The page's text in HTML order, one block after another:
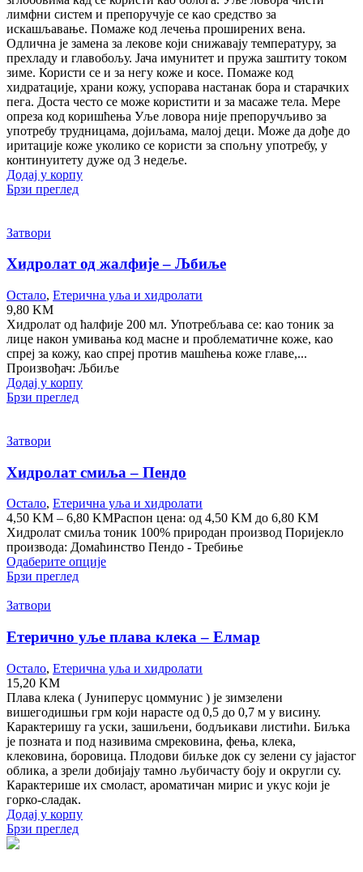
лимфни систем и препоручује се као средство за
искашљавање. Помаже код лечења проширених вена.
Одлична је замена за лекове који снижавају температуру, за
прехладу и главобољу. Јача имунитет и пружа заштиту током
зиме. Користи се и за негу коже и косе. Помаже код
хидратације, храни кожу, успорава настанак бора и старачких
пега. Доста често се може користити и за масаже тела. Мере
опреза код коришћења Уље ловора није препоручљиво за
употребу трудницама, дојиљама, малој деци. Може да дође до
иритације коже уколико се користи за спољну употребу, у
континуитету дуже од 3 недеље.
Додај у корпу
Брзи преглед
Затвори
Хидролат од жалфије – Љбиље
Остало, Етерична уља и хидролати
9,80 KM
Хидролат од ћалфије 200 мл. Употребљава се: као тоник за
лице након умивања код масне и проблематичне коже, као
спреј за кожу, као спреј против машћења коже главе,...
Произвођач: Љбиље
Додај у корпу
Брзи преглед
Затвори
Хидролат смиља – Пендо
Остало, Етерична уља и хидролати
4,50 KM – 6,80 KMРаспон цена: од 4,50 KM до 6,80 KM
Хидролат смиља тоник 100% природан производ Поријекло
производа: Домаћинство Пендо - Требиње
Одаберите опције
Брзи преглед
Затвори
Етерично уље плава клека – Елмар
Остало, Етерична уља и хидролати
15,20 KM
Плава клека ( Јуниперус цоммунис ) је зимзелени
вишегодишњи грм који нарасте од 0,5 до 0,7 м у висину.
Карактеришу га уски, зашиљени, бодљикави листићи. Биљка
је позната и под називима смрековина, фења, клека,
клековина, боровица. Плодови биљке док су зелени су јајастог
облика, а зрели добијају тамно љубичасту боју и округли су.
Карактерише их смоласт, ароматичан мирис и укус који је
горко-сладак.
Додај у корпу
Брзи преглед